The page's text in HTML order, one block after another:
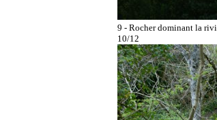
9 - Rocher dominant la
10/12